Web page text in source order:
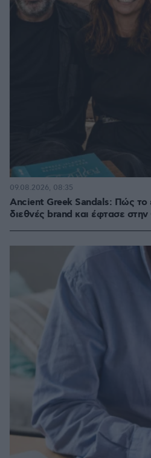
Ancient Greek Sandals: Πώς το
διεθνές brand και έφτασε
09.08.2026, 08:35